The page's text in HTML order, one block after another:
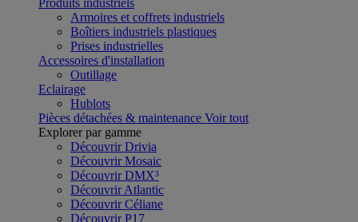
Produits industriels
Armoires et coffrets industriels
Boîtiers industriels plastiques
Prises industrielles
Accessoires d'installation
Outillage
Eclairage
Hublots
Pièces détachées & maintenance Voir tout
Explorer par gamme
Découvrir Drivia
Découvrir Mosaic
Découvrir DMX³
Découvrir Atlantic
Découvrir Céliane
Découvrir P17